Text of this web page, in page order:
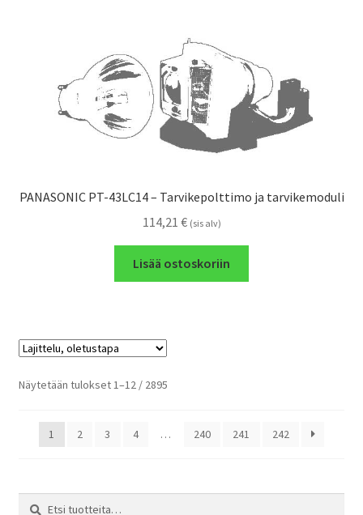
PANASONIC PT-43LC14 – Tarvikepolttimo ja tarvikemoduli
114,21 € (sis alv)
Lisää ostoskoriin
Näytetään tulokset 1–12 / 2895
1 2 3 4 … 240 241 242
Etsi:
Haku